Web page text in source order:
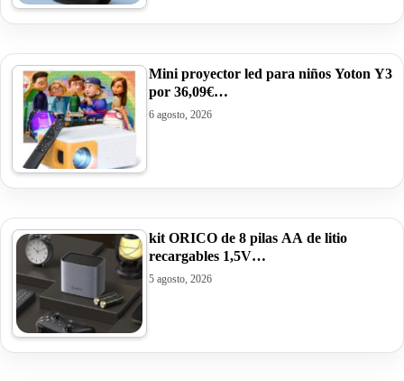
Mini proyector led para niños Yoton Y3
por 36,09€…
6 agosto, 2026
kit ORICO de 8 pilas AA de litio
recargables 1,5V…
5 agosto, 2026